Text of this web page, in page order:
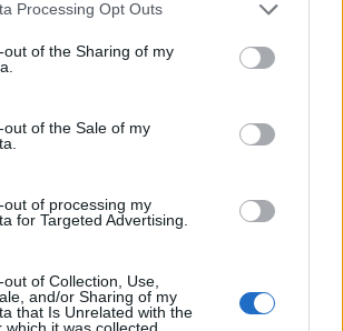
Processing Opt Outs
out of the Sharing of my
out of the Sale of my
out of processing my
for Targeted Advertising.
of Collection, Use,
and/or Sharing of my
that Is Unrelated with the
it was collected.
|125| 126 |»